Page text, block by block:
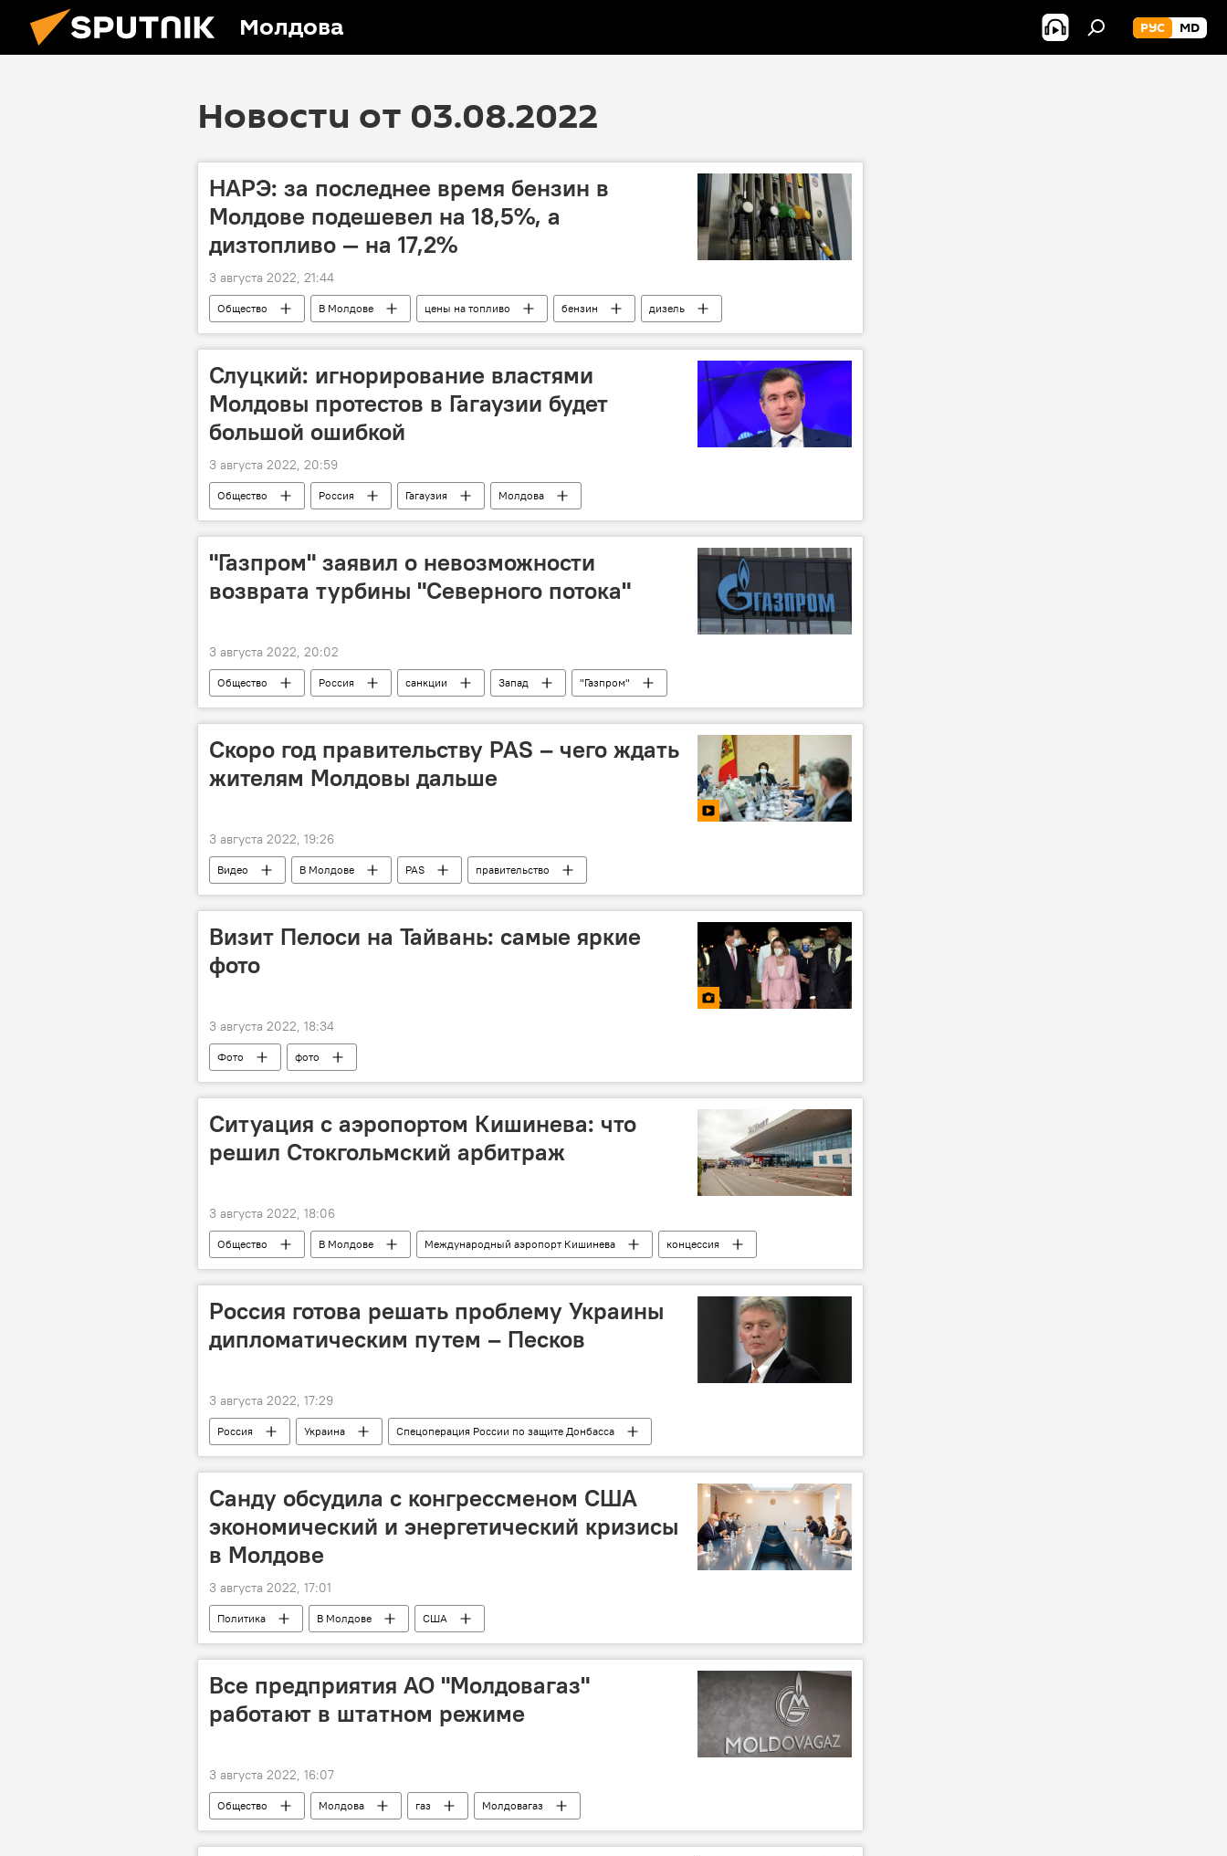
Молдова РУС MD
Новости от 03.08.2022
НАРЭ: за последнее время бензин в
Молдове подешевел на 18,5%, а
дизтопливо — на 17,2%
3 августа 2022, 21:44
Общество В Молдове цены на топливо бензин дизель
Слуцкий: игнорирование властями
Молдовы протестов в Гагаузии будет
большой ошибкой
3 августа 2022, 20:59
Общество Россия Гагаузия Молдова
"Газпром" заявил о невозможности
возврата турбины "Северного потока"
3 августа 2022, 20:02
Общество Россия санкции Запад "Газпром"
Скоро год правительству PAS – чего ждать
жителям Молдовы дальше
3 августа 2022, 19:26
Видео В Молдове PAS правительство
Визит Пелоси на Тайвань: самые яркие
фото
3 августа 2022, 18:34
Фото фото
Ситуация с аэропортом Кишинева: что
решил Стокгольмский арбитраж
3 августа 2022, 18:06
Общество В Молдове Международный аэропорт Кишинева
концессия
арбитраж
Россия готова решать проблему Украины
дипломатическим путем – Песков
3 августа 2022, 17:29
Россия Украина Спецоперация России по защите Донбасса
Санду обсудила с конгрессменом США
экономический и энергетический кризисы
в Молдове
3 августа 2022, 17:01
Политика В Молдове США
Все предприятия АО "Молдовагаз"
работают в штатном режиме
3 августа 2022, 16:07
Общество Молдова газ Молдовагаз